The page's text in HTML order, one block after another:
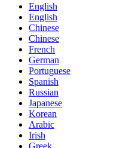
English
English
Chinese
Chinese
French
German
Portuguese
Spanish
Russian
Japanese
Korean
Arabic
Irish
Greek